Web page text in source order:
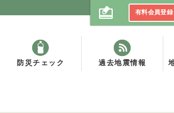
防災チェック 過去地震情報
有料会員登録